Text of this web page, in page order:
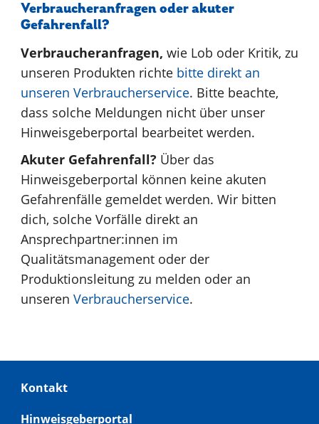
Verbraucheranfragen oder akuter
Gefahrenfall?
Verbraucheranfragen, wie Lob oder Kritik, zu
unseren Produkten richte bitte direkt an
unseren Verbraucherservice. Bitte beachte,
dass solche Meldungen nicht über unser
Hinweisgeberportal bearbeitet werden.
Akuter Gefahrenfall? Über das
Hinweisgeberportal können keine akuten
Gefahrenfälle gemeldet werden. Wir bitten
dich, solche Vorfälle direkt an
Ansprechpartner:innen im
Qualitätsmanagement oder der
Produktionsleitung zu melden oder an
unseren Verbraucherservice.
Footer
menu
Kontakt
Hinweisgeberportal